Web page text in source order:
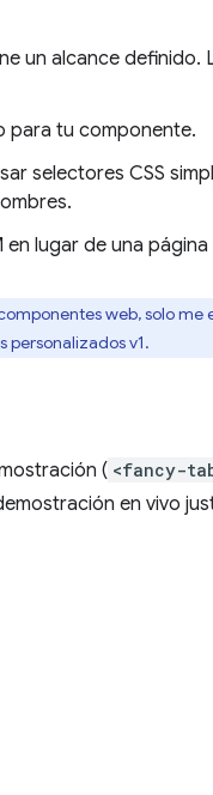
un alcance definido.
para tu componente.
selectores CSS
lugar de una
web, solo
personalizados v1.
( <fancy-
en vivo